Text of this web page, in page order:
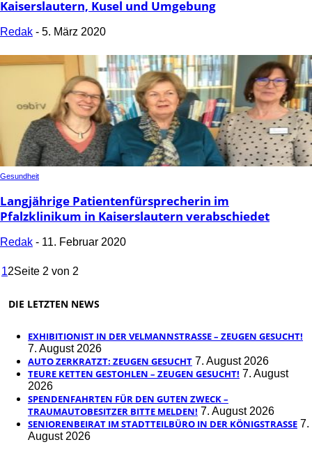
Kaiserslautern, Kusel und Umgebung
Redak - 5. März 2020
Gesundheit
Langjährige Patientenfürsprecherin im
Pfalzklinikum in Kaiserslautern verabschiedet
Redak - 11. Februar 2020
12Seite 2 von 2
DIE LETZTEN NEWS
EXHIBITIONIST IN DER VELMANNSTRASSE – ZEUGEN GESUCHT!
7. August 2026
AUTO ZERKRATZT: ZEUGEN GESUCHT 7. August 2026
TEURE KETTEN GESTOHLEN – ZEUGEN GESUCHT! 7. August
2026
SPENDENFAHRTEN FÜR DEN GUTEN ZWECK –
TRAUMAUTOBESITZER BITTE MELDEN! 7. August 2026
SENIORENBEIRAT IM STADTTEILBÜRO IN DER KÖNIGSTRASSE
7.
August 2026